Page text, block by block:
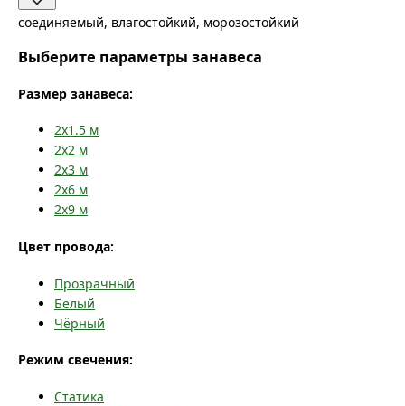
соединяемый, влагостойкий, морозостойкий
Выберите параметры занавеса
Размер занавеса:
2x1.5 м
2x2 м
2x3 м
2x6 м
2x9 м
Цвет провода:
Прозрачный
Белый
Чёрный
Режим свечения:
Статика